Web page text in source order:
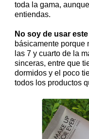
toda la gama,
entiendas.
No soy de usar
básicamente porque
las 7 y cuarto de la
sinceras, entre que
dormidos y el poco
todos los productos